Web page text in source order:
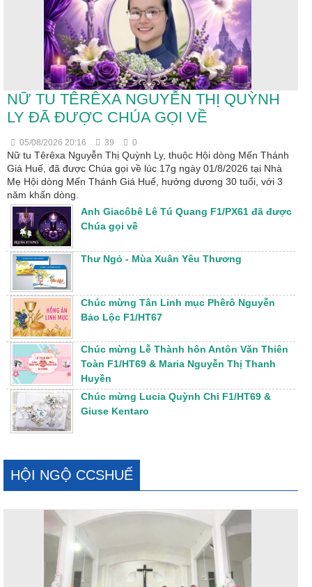
NỮ TU TÊRÊXA NGUYỄN THỊ QUỲNH
LY ĐÃ ĐƯỢC CHÚA GỌI VỀ
05/08/2026 20:16 39 0
Nữ tu Têrêxa Nguyễn Thị Quỳnh Ly, thuộc Hội dòng Mến Thánh
Giá Huế, đã được Chúa gọi về lúc 17g ngày 01/8/2026 tại Nhà
Mẹ Hội dòng Mến Thánh Giá Huế, hưởng dương 30 tuổi, với 3
năm khấn dòng.
Anh Giacôbê Lê Tú Quang F1/PX61 đã được
Chúa gọi về
Thư Ngỏ - Mùa Xuân Yêu Thương
Chúc mừng Tân Linh mục Phêrô Nguyễn
Bảo Lộc F1/HT67
Chúc mừng Lễ Thành hôn Antôn Văn Thiên
Toàn F1/HT69 & Maria Nguyễn Thị Thanh
Huyền
Chúc mừng Lucia Quỳnh Chi F1/HT69 &
Giuse Kentaro
HỘI NGỘ CCSHUẾ